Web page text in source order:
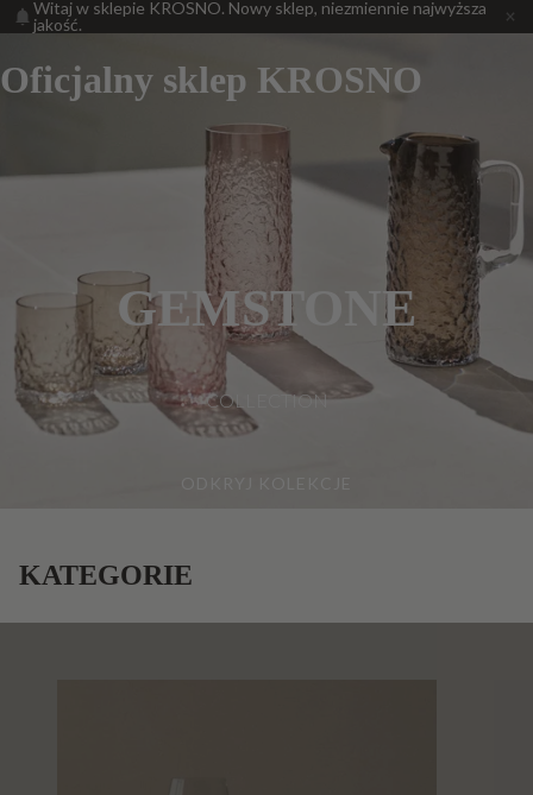
Witaj w sklepie KROSNO. Nowy sklep, niezmiennie najwyższa
jakość.
Oficjalny sklep KROSNO
GEMSTONE
COLLECTION
KATEGORIE